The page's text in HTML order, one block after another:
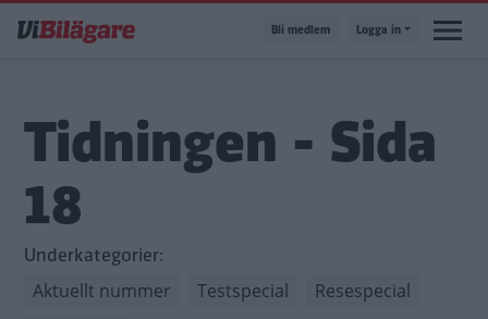
till
Bli medlem Logga in
Tidningen - Sida
18
Underkategorier:
Aktuellt nummer Testspecial
Resespecial